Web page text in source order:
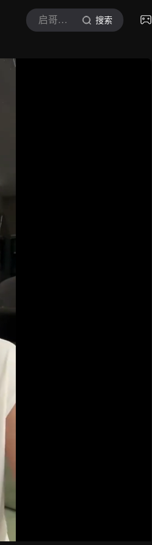
启哥有何妙计 搜索